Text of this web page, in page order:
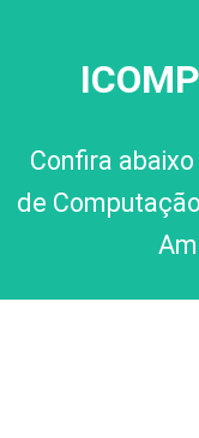
Confira
de